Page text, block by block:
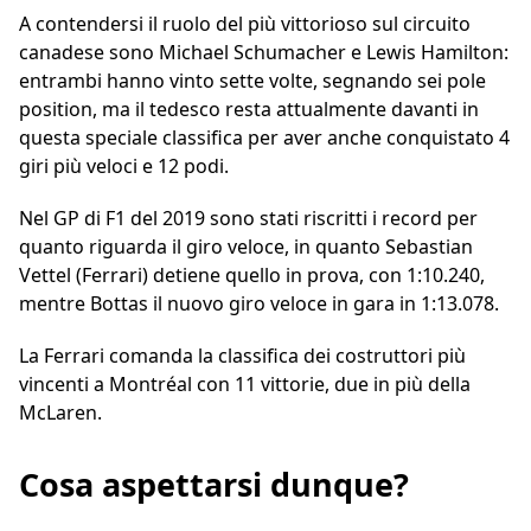
A contendersi il ruolo del più vittorioso sul circuito
canadese sono Michael Schumacher e Lewis Hamilton:
entrambi hanno vinto sette volte, segnando sei pole
position, ma il tedesco resta attualmente davanti in
questa speciale classifica per aver anche conquistato 4
giri più veloci e 12 podi.
Nel GP di F1 del 2019 sono stati riscritti i record per
quanto riguarda il giro veloce, in quanto Sebastian
Vettel (Ferrari) detiene quello in prova, con 1:10.240,
mentre Bottas il nuovo giro veloce in gara in 1:13.078.
La Ferrari comanda la classifica dei costruttori più
vincenti a Montréal con 11 vittorie, due in più della
McLaren.
Cosa aspettarsi dunque?